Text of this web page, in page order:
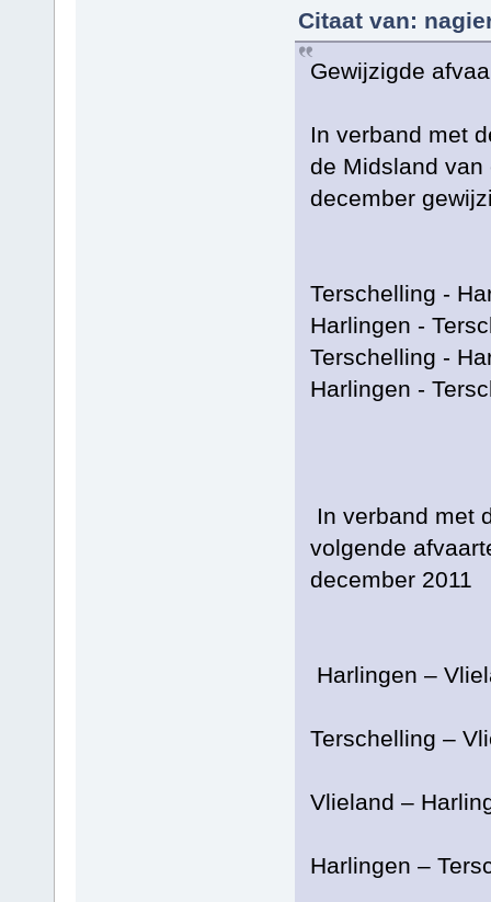
Citaat van:
Gewijzigde
In verband met
de Midsland van
december
Terschelling -
Harlingen -
Terschelling -
Harlingen -
In verband met
volgende
december 2011
Harlingen –
Terschelling –
Vlieland –
Harlingen –